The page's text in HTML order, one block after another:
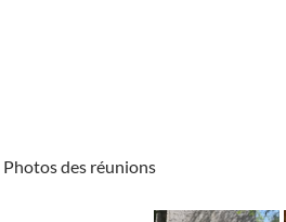
Photos des réunions